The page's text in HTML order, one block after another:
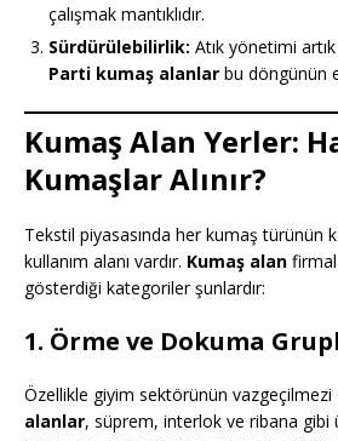
çalışmak mantıklıdır.
Sürdürülebilirlik: Atık yönetimi
Parti kumaş alanlar bu döngünün
Kumaş Alan Yerler:
Kumaşlar Alınır?
Tekstil piyasasında her kumaş türünün
kullanım alanı vardır. Kumaş alan
gösterdiği kategoriler şunlardır:
1. Örme ve Dokuma
Özellikle giyim sektörünün vazgeçilmezi
alanlar, süprem, interlok ve ribana gibi